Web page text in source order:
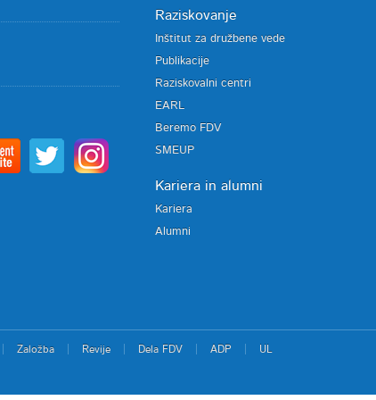
Raziskovanje
Inštitut za družbene vede
Publikacije
Raziskovalni centri
EARL
Beremo FDV
SMEUP
Kariera in alumni
Kariera
Alumni
Založba Revije Dela FDV ADP UL